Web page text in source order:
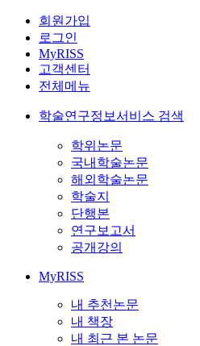
회원가입
로그인
MyRISS
고객센터
전체메뉴
학술연구정보서비스 검색
학위논문
국내학술논문
해외학술논문
학술지
단행본
연구보고서
공개강의
MyRISS
내 추천논문
내 책장
내 최근 본 논문